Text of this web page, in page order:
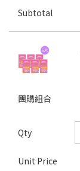
Subtotal
團購組合
Qty
Unit Price